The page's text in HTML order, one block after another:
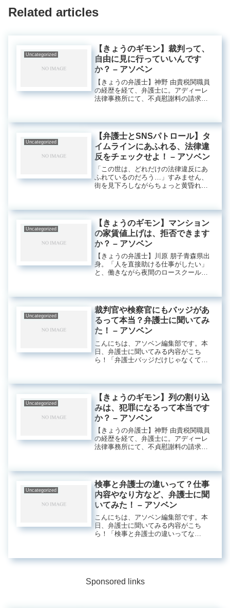
Related articles
Uncategorized
【きょうのギモン】裁判って、
自由に見に行っていいんです
か？ – アソベン
【きょうの弁護士】神野 由貴税関職員
の経歴を経て、弁護士に。アディーレ
法律事務所にて、不貞慰謝料の請求に
る。プライベートでは、小学生の頃か
らの歴史好き。歴史ドラマやYouTu...
Uncategorized
【弁護士とSNSパトロール】タ
イムラインにあふれる、法律違
反をチェックせよ！ – アソベン
「この世は、どれだけの法律違反にあ
ふれているのだろう…」すみません、
街を見下ろしながらちょっと黄昏れて
まうほど、正義感にあふれている私。
そんな私がいま特に憂いを強めている
の...
Uncategorized
【きょうのギモン】マンション
の家賃値上げは、拒否できます
か？ – アソベン
【きょうの弁護士】川原 朋子青森県出
身。「人を直接助ける仕事がしたい」
と、働きながら夜間のロースクールに
数の資格を持つ。現在、アディーレ法
律事務所では、弁護士の立場からマー
ケ...
Uncategorized
裁判官や検察官にもバッジがあ
るって本当？弁護士に聞いてみ
た！ – アソベン
こんにちは、アソベン編集部です。本
日、弁護士に聞いてみる内容がこち
ら！「弁護士バッジだけじゃなくて、
の？？」「ちなみに裁判官や検察官っ
て、どうやってなる？？」などなど、
詳しく教...
Uncategorized
【きょうのギモン】列の割り込
みは、犯罪になるって本当です
か？ – アソベン
【きょうの弁護士】神野 由貴税関職員
の経歴を経て、弁護士に。アディーレ
法律事務所にて、不貞慰謝料の請求に
る。プライベートでは、小学生の頃か
らの歴史好き。歴史ドラマやYouTu...
Uncategorized
検事と弁護士の違いって？仕事
内容やなり方など、弁護士に聞
いてみた！ – アソベン
こんにちは、アソベン編集部です。本
日、弁護士に聞いてみる内容がこち
ら！「検事と弁護士の違いってな
いくらぐらい？？」などなど、詳しく
Sponsored links